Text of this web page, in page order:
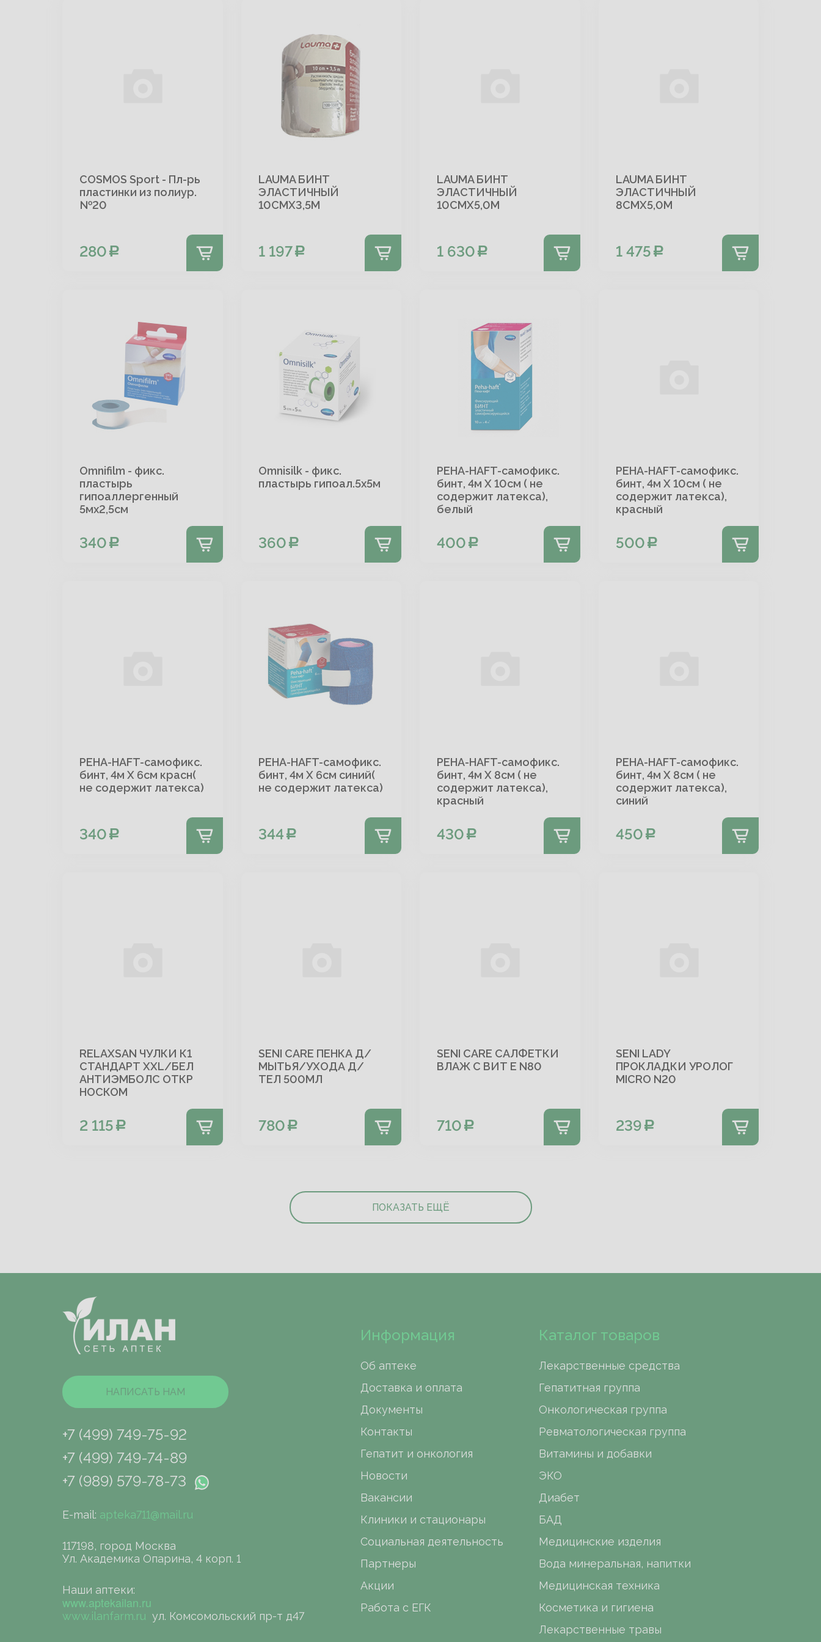
COSMOS Sport - Пл-рь
пластинки из полиур.
№20
280
LAUMA БИНТ
ЭЛАСТИЧНЫЙ
10СМX3,5М
1 197
LAUMA БИНТ
ЭЛАСТИЧНЫЙ
10СМX5,0М
1 630
LAUMA БИНТ
ЭЛАСТИЧНЫЙ
8СМX5,0М
1 475
Omnifilm - фикс.
пластырь
гипоаллергенный
5мх2,5см
340
Omnisilk - фикс.
пластырь гипоал.5х5м
360
PEHA-HAFT-самофикс.
бинт, 4м Х 10см ( не
содержит латекса),
белый
400
PEHA-HAFT-самофикс.
бинт, 4м Х 10см ( не
содержит латекса),
красный
500
PEHA-HAFT-самофикс.
бинт, 4м Х 6см красн(
не содержит латекса)
340
PEHA-HAFT-самофикс.
бинт, 4м Х 6см синий(
не содержит латекса)
344
PEHA-HAFT-самофикс.
бинт, 4м Х 8см ( не
содержит латекса),
красный
430
PEHA-HAFT-самофикс.
бинт, 4м Х 8см ( не
содержит латекса),
синий
450
RELAXSAN ЧУЛКИ К1
СТАНДАРТ XXL/БЕЛ
АНТИЭМБОЛС ОТКР
НОСКОМ
2 115
SENI CARE ПЕНКА Д/
МЫТЬЯ/УХОДА Д/
ТЕЛ 500МЛ
780
SENI CARE САЛФЕТКИ
ВЛАЖ С ВИТ Е N80
710
SENI LADY
ПРОКЛАДКИ УРОЛОГ
MICRO N20
239
ПОКАЗАТЬ ЕЩЁ
НАПИСАТЬ НАМ
+7 (499) 749-75-92
+7 (499) 749-74-89
+7 (989) 579-78-73
E-mail: apteka711@mail.ru
117198, город Москва
Ул. Академика Опарина, 4 корп. 1
Наши аптеки:
www.aptekailan.ru
www.ilanfarm.ru ул. Комсомольский пр-т д47
Информация
Об аптеке
Доставка и оплата
Документы
Контакты
Гепатит и онкология
Новости
Вакансии
Клиники и стационары
Социальная деятельность
Партнеры
Акции
Работа с ЕГК
Каталог товаров
Лекарственные средства
Гепатитная группа
Онкологическая группа
Ревматологическая группа
Витамины и добавки
ЭКО
Диабет
БАД
Медицинские изделия
Вода минеральная, напитки
Медицинская техника
Косметика и гигиена
Лекарственные травы